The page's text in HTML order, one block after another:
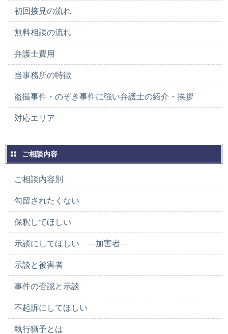
初回接見の流れ
無料相談の流れ
弁護士費用
当事務所の特徴
盗撮事件・のぞき事件に強い弁護士の紹介・挨拶
対応エリア
ご相談内容
ご相談内容別
勾留されたくない
保釈してほしい
示談にしてほしい ―加害者―
示談と被害者
事件の否認と示談
不起訴にしてほしい
執行猶予とは